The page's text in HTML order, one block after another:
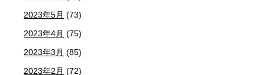
2023年5月 (73)
2023年4月 (75)
2023年3月 (85)
2023年2月 (72)